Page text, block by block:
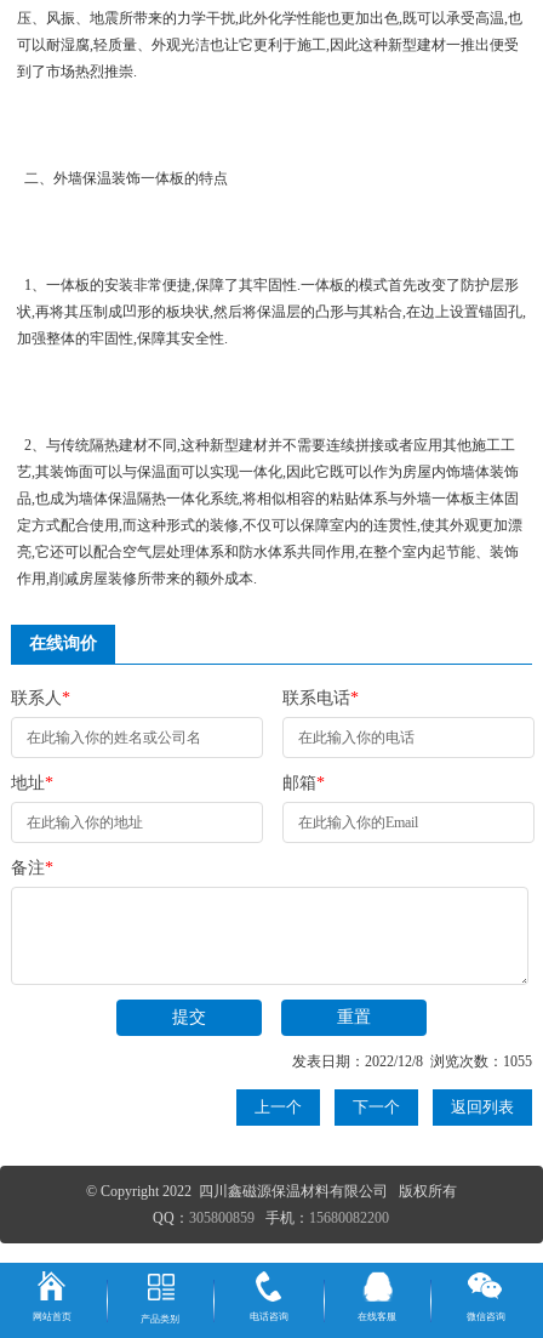
压、风振、地震所带来的力学干扰,此外化学性能也更加出色,既可以承受高温,也
可以耐湿腐,轻质量、外观光洁也让它更利于施工,因此这种新型建材一推出便受
到了市场热烈推崇.
二、外墙保温装饰一体板的特点
1、一体板的安装非常便捷,保障了其牢固性.一体板的模式首先改变了防护层形
状,再将其压制成凹形的板块状,然后将保温层的凸形与其粘合,在边上设置锚固孔,
加强整体的牢固性,保障其安全性.
2、与传统隔热建材不同,这种新型建材并不需要连续拼接或者应用其他施工工
艺,其装饰面可以与保温面可以实现一体化,因此它既可以作为房屋内饰墙体装饰
品,也成为墙体保温隔热一体化系统,将相似相容的粘贴体系与外墙一体板主体固
定方式配合使用,而这种形式的装修,不仅可以保障室内的连贯性,使其外观更加漂
亮,它还可以配合空气层处理体系和防水体系共同作用,在整个室内起节能、装饰
作用,削减房屋装修所带来的额外成本.
在线询价
联系人 * 联系电话*
地址* 邮箱*
备注*
发表日期：2022/12/8 浏览次数：1055
上一个 下一个 返回列表
© Copyright 2022 四川鑫磁源保温材料有限公司 版权所有
QQ：305800859 手机： 15680082200
网站首页 产品类别 电话咨询 在线客服 微信咨询